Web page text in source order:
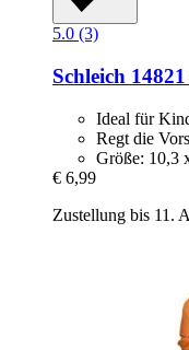
5.0 (3)
Schleich
Ideal für
Regt die
Größe: 10,3
€ 6,99
Zustellung bis 11.